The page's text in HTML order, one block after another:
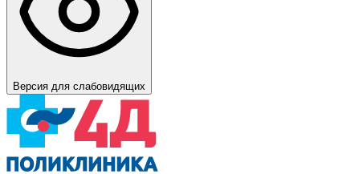
Версия для слабовидящих